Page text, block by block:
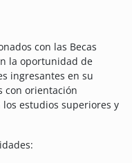
con las Becas
la oportunidad de
ingresantes en su
con orientación
estudios superiores y